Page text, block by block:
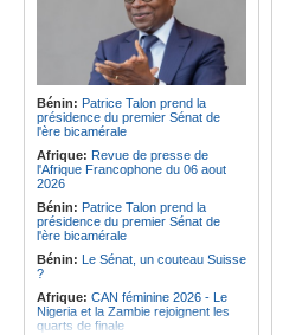
Congo-Kinshasa:RDC - Félix
Tshisekedi place le CEFOCK au
coeur de bataille de l'appropriation
du Génocost !
Congo-Kinshasa: Matadi - Le
Kongo Central lance la campagne
de sensibilisation au deuxième
Recensement général de la
population et de l'habitat
Congo-Kinshasa: Le VPM Shabani
remet aux organisations politiques la
directive ministérielle de l'année
politique 2026
Congo-Kinshasa:Gratien de
Saint-Nicolas Iracan - « Je ne
soutiendrai jamais un dialogue
destiné au partage du pouvoir ou à
la légitimation des groupes armés »
Bénin: Patrice Talon prend la
présidence du premier Sénat de
l'ère bicamérale
Afrique: Revue de presse de
l'Afrique Francophone du 06 aout
2026
Bénin: Patrice Talon prend la
présidence du premier Sénat de
l'ère bicamérale
Bénin: Le Sénat, un couteau Suisse
?
Afrique: CAN féminine 2026 - Le
Nigeria et la Zambie rejoignent les
quarts de finale